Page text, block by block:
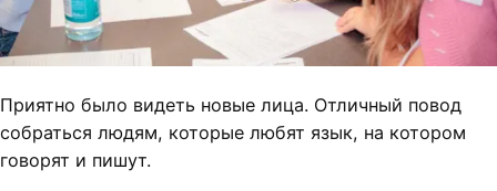
Приятно было видеть новые лица. Отличный повод
собраться людям, которые любят язык, на котором
говорят и пишут.